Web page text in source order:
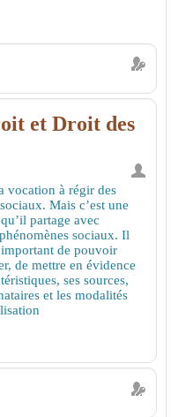
et Droit des
vocation à régir des
Mais c’est une
partage avec
sociaux. Il
de pouvoir
de mettre en évidence
ses sources,
et les modalités